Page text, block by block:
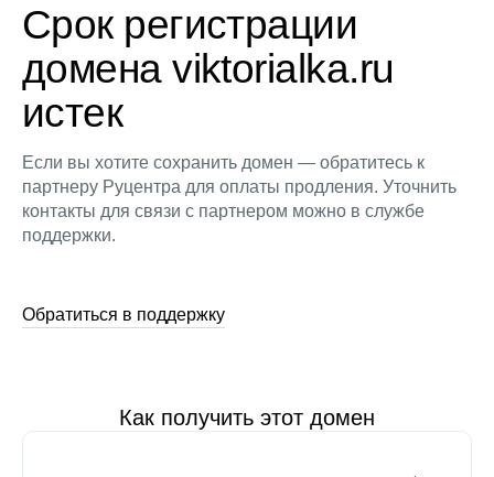
Срок регистрации
домена viktorialka.ru
истек
Если вы хотите сохранить домен — обратитесь к
партнеру Руцентра для оплаты продления. Уточнить
контакты для связи с партнером можно в службе
поддержки.
Обратиться в поддержку
Как получить этот домен